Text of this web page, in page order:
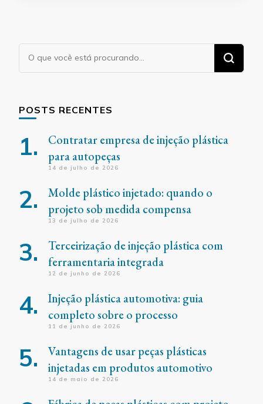
Procurando
algo?
POSTS RECENTES
Contratar empresa de injeção plástica
para autopeças
14 de julho de 2026
Molde plástico injetado: quando o
projeto sob medida compensa
13 de julho de 2026
Terceirização de injeção plástica com
ferramentaria integrada
12 de junho de 2026
Injeção plástica automotiva: guia
completo sobre o processo
11 de junho de 2026
Vantagens de usar peças plásticas
injetadas em produtos automotivo
14 de maio de 2026